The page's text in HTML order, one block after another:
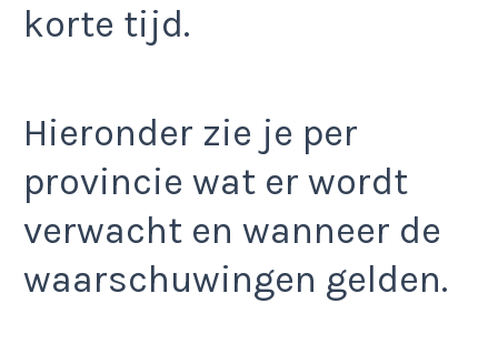
korte tijd.
Hieronder zie je per
provincie wat er wordt
verwacht en wanneer de
waarschuwingen gelden.